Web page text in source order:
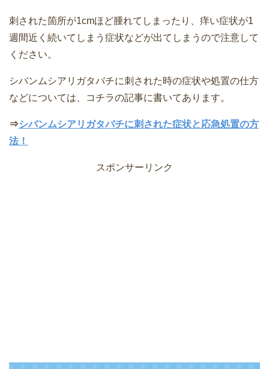
刺された箇所が1cmほど腫れてしまったり、痒い症状が1
週間近く続いてしまう症状などが出てしまうので注意して
ください。
シバンムシアリガタバチに刺された時の症状や処置の仕方
などについては、コチラの記事に書いてあります。
⇒シバンムシアリガタバチに刺された症状と応急処置の方
法！
スポンサーリンク